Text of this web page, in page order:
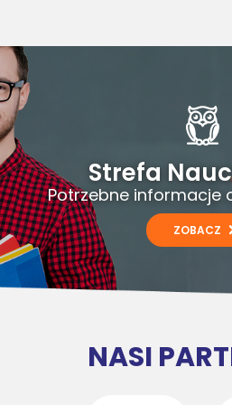
Strefa
Potrzebne informacje
ZOBACZ
NASI